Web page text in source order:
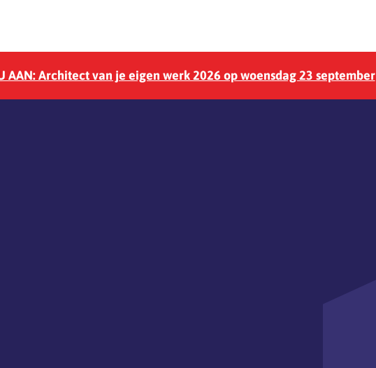
AAN: Architect van je eigen werk 2026 op woensdag 23 september